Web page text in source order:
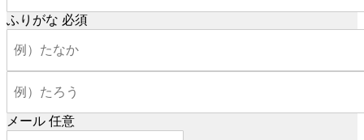
ふりがな 必須
メール 任意